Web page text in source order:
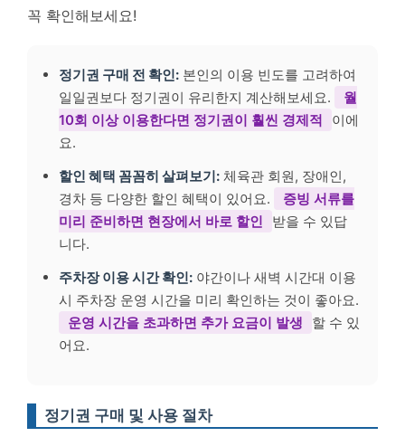
꼭 확인해보세요!
정기권 구매 전 확인: 본인의 이용 빈도를 고려하여
일일권보다 정기권이 유리한지 계산해보세요.
월
10회 이상 이용한다면 정기권이 훨씬 경제적
이에
요.
할인 혜택 꼼꼼히 살펴보기: 체육관 회원, 장애인,
경차 등 다양한 할인 혜택이 있어요.
증빙 서류를
미리 준비하면 현장에서 바로 할인
받을 수 있답
니다.
주차장 이용 시간 확인: 야간이나 새벽 시간대 이용
시 주차장 운영 시간을 미리 확인하는 것이 좋아요.
운영 시간을 초과하면 추가 요금이 발생
할 수 있
어요.
정기권 구매 및 사용 절차